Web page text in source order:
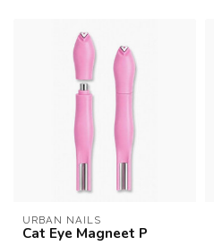
URBAN NAILS
Cat Eye Magneet P